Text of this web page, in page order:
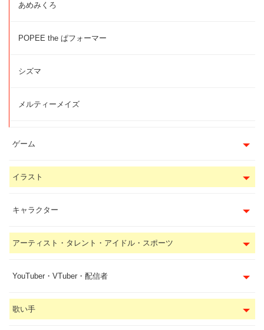
あめみくろ
POPEE the ぱフォーマー
シズマ
メルティーメイズ
ゲーム
イラスト
キャラクター
アーティスト・タレント・アイドル・スポーツ
YouTuber・VTuber・配信者
歌い手